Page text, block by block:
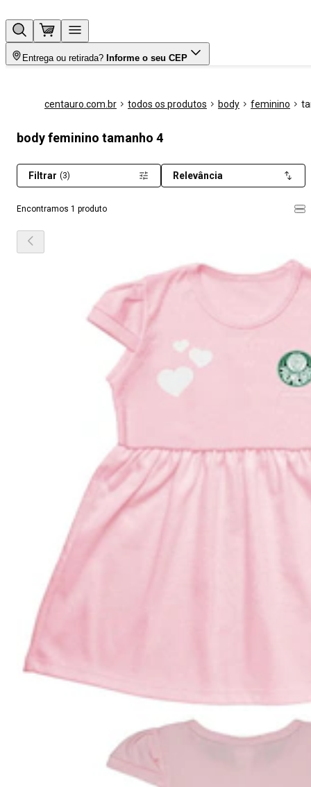
Entrega ou retirada? Informe o seu CEP
centauro.com.br todos os produtos body feminino
body feminino tamanho 4
Encontramos 1 produto
Filtrar (3) Relevância